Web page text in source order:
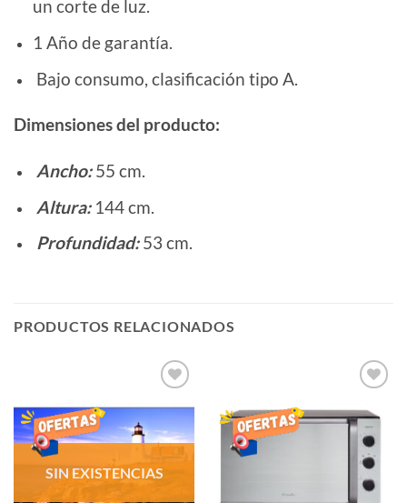
un corte de luz.
1 Año de garantía.
Bajo consumo, clasificación tipo A.
Dimensiones del producto:
Ancho:55 cm.
Altura:144 cm.
Profundidad:53 cm.
PRODUCTOS RELACIONADOS
LISTA
DE
SIN EXISTENCIAS
LISTA
DE
DESEOS